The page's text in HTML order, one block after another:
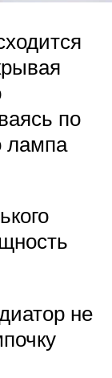
по
лампа
не